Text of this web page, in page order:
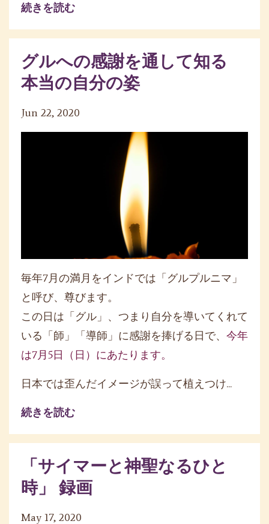
続きを読む
グルへの感謝を通して知る
本当の自分の姿
Jun 22, 2020
毎年7月の満月をインドでは「グルプルニマ」
と呼び、尊びます。
この日は「グル」、つまり自分を導いてくれて
いる「師」「導師」に感謝を捧げる日で、 今年
は7月5日（日）にあたります。
日本では歪んだイメージが誤って植えつけ...
続きを読む
「サイマーと神聖なるひと
時」 録画
May 17, 2020